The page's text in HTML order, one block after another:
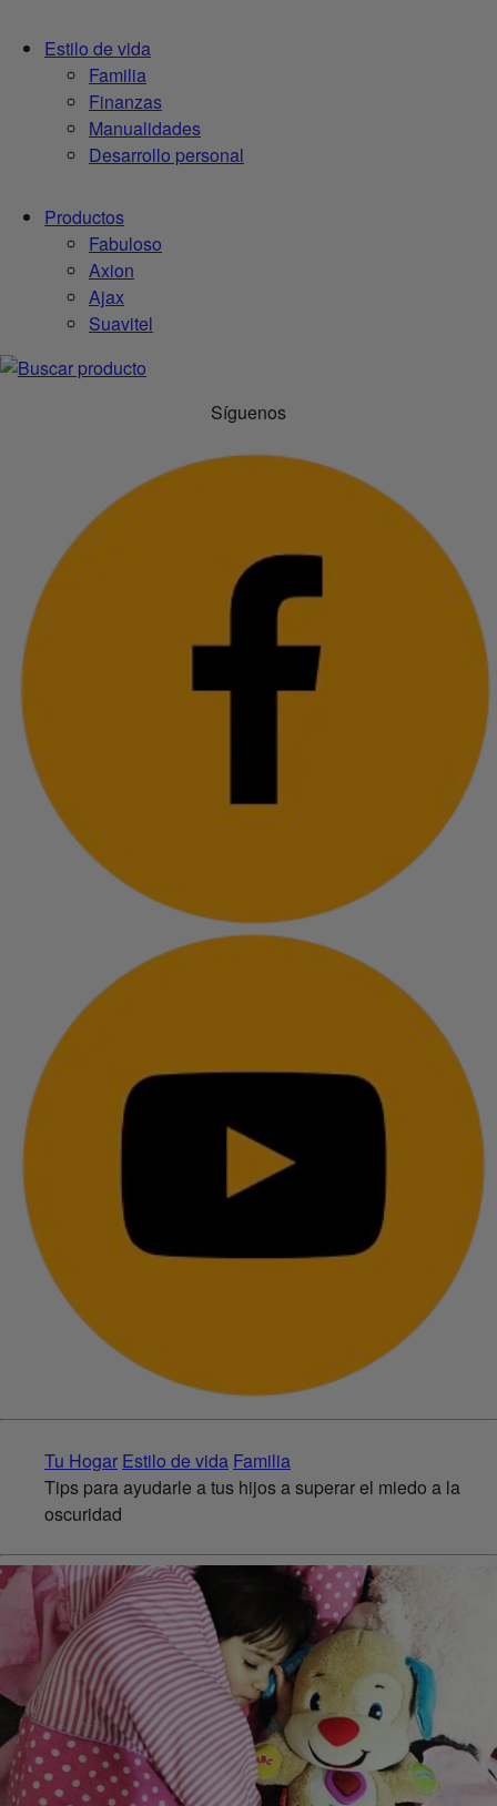
Estilo de vida
Familia
Finanzas
Manualidades
Desarrollo personal
Productos
Fabuloso
Axion
Ajax
Suavitel
Síguenos
Tu Hogar Estilo de vida Familia
Tips para ayudarle a tus hijos a superar el miedo a la
oscuridad